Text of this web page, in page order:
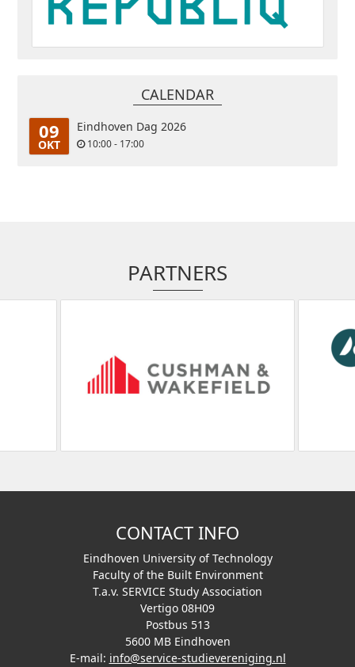
CALENDAR
09
OKT
Eindhoven Dag 2026
10:00 - 17:00
PARTNERS
CONTACT INFO
Eindhoven University of Technology
Faculty of the Built Environment
T.a.v. SERVICE Study Association
Vertigo 08H09
Postbus 513
5600 MB Eindhoven
E-mail: info@service-studievereniging.nl